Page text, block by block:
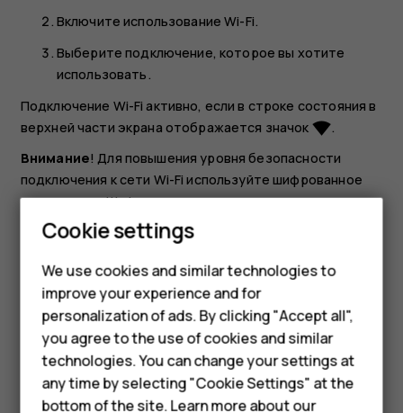
Smartphones
Feature phones
Phones for kids
Accessories
HMD Terra M
Включите использованиеWi-Fi.
Выберите подключение, которое вы хотите
использовать.
Подключение Wi-Fi активно, если в строке состояния в
верхней части экрана отображается значок network_wifi.
Внимание! Для повышения уровня безопасности
подключения к сети Wi-Fi используйте шифрованное
соединение. Шифрование снижает риск
несанкционированного доступа к вашим данным.
местоположение при отсутствии сигналов со
спутников, например внутри зданий или между
высокими зданиями, включите Wi-Fi. Это повысит
точность определения местоположения.
Cookie settings
We use cookies and similar technologies to
improve your experience and for
personalization of ads. By clicking "Accept all",
you agree to the use of cookies and similar
technologies. You can change your settings at
any time by selecting "Cookie Settings" at the
bottom of the site. Learn more about our